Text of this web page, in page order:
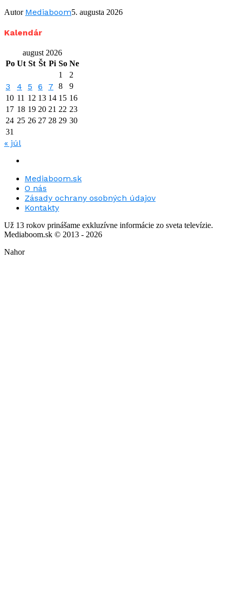
Autor Mediaboom5. augusta 2026
Kalendár
august 2026
Po Ut St Št Pi So Ne
1
2
3 4 5 6 7 8
9
10 11 12 13 14 15 16
17 18 19 20 21 22 23
24 25 26 27 28 29 30
31
« júl
Mediaboom.sk
O nás
Zásady ochrany osobných údajov
Kontakty
Už 13 rokov prinášame exkluzívne informácie zo sveta televízie.
Mediaboom.sk © 2013 - 2026
Nahor